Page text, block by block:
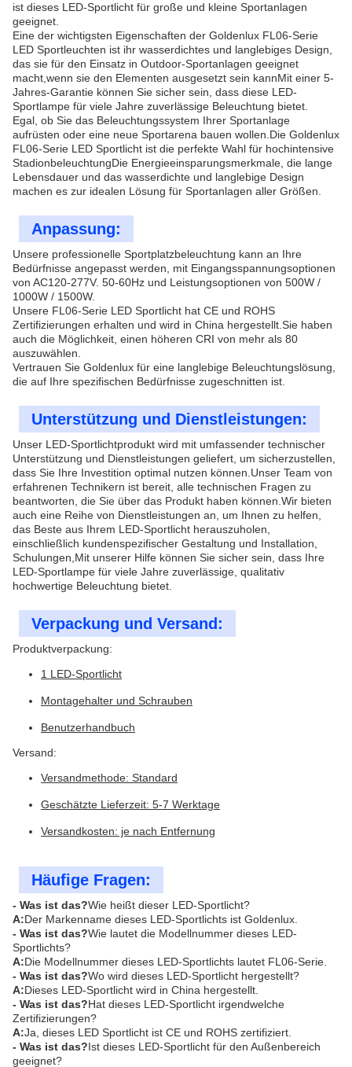
ist dieses LED-Sportlicht für große und kleine Sportanlagen
geeignet.
Eine der wichtigsten Eigenschaften der Goldenlux FL06-Serie
LED Sportleuchten ist ihr wasserdichtes und langlebiges Design,
das sie für den Einsatz in Outdoor-Sportanlagen geeignet
macht,wenn sie den Elementen ausgesetzt sein kannMit einer 5-
Jahres-Garantie können Sie sicher sein, dass diese LED-
Sportlampe für viele Jahre zuverlässige Beleuchtung bietet.
Egal, ob Sie das Beleuchtungssystem Ihrer Sportanlage
aufrüsten oder eine neue Sportarena bauen wollen.Die Goldenlux
FL06-Serie LED Sportlicht ist die perfekte Wahl für hochintensive
StadionbeleuchtungDie Energieeinsparungsmerkmale, die lange
Lebensdauer und das wasserdichte und langlebige Design
machen es zur idealen Lösung für Sportanlagen aller Größen.
Anpassung:
Unsere professionelle Sportplatzbeleuchtung kann an Ihre
Bedürfnisse angepasst werden, mit Eingangsspannungsoptionen
von AC120-277V. 50-60Hz und Leistungsoptionen von 500W /
1000W / 1500W.
Unsere FL06-Serie LED Sportlicht hat CE und ROHS
Zertifizierungen erhalten und wird in China hergestellt.Sie haben
auch die Möglichkeit, einen höheren CRI von mehr als 80
auszuwählen.
Vertrauen Sie Goldenlux für eine langlebige Beleuchtungslösung,
die auf Ihre spezifischen Bedürfnisse zugeschnitten ist.
Unterstützung und Dienstleistungen:
Unser LED-Sportlichtprodukt wird mit umfassender technischer
Unterstützung und Dienstleistungen geliefert, um sicherzustellen,
dass Sie Ihre Investition optimal nutzen können.Unser Team von
erfahrenen Technikern ist bereit, alle technischen Fragen zu
beantworten, die Sie über das Produkt haben können.Wir bieten
auch eine Reihe von Dienstleistungen an, um Ihnen zu helfen,
das Beste aus Ihrem LED-Sportlicht herauszuholen,
einschließlich kundenspezifischer Gestaltung und Installation,
Schulungen,Mit unserer Hilfe können Sie sicher sein, dass Ihre
LED-Sportlampe für viele Jahre zuverlässige, qualitativ
hochwertige Beleuchtung bietet.
Verpackung und Versand:
Produktverpackung:
1 LED-Sportlicht
Montagehalter und Schrauben
Benutzerhandbuch
Versand:
Versandmethode: Standard
Geschätzte Lieferzeit: 5-7 Werktage
Versandkosten: je nach Entfernung
Häufige Fragen:
- Was ist das?Wie heißt dieser LED-Sportlicht?
A:Der Markenname dieses LED-Sportlichts ist Goldenlux.
- Was ist das?Wie lautet die Modellnummer dieses LED-
Sportlichts?
A:Die Modellnummer dieses LED-Sportlichts lautet FL06-Serie.
- Was ist das?Wo wird dieses LED-Sportlicht hergestellt?
A:Dieses LED-Sportlicht wird in China hergestellt.
- Was ist das?Hat dieses LED-Sportlicht irgendwelche
Zertifizierungen?
A:Ja, dieses LED Sportlicht ist CE und ROHS zertifiziert.
- Was ist das?Ist dieses LED-Sportlicht für den Außenbereich
geeignet?